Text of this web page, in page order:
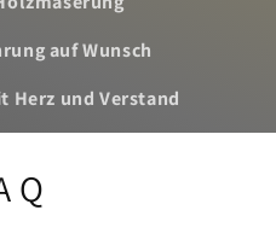
auf Wunsch
Herz und Verstand
Q